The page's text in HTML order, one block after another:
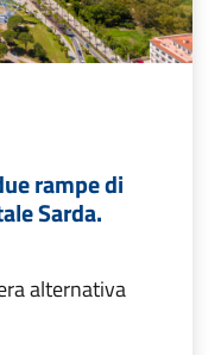
rampe di
Sarda.
alternativa